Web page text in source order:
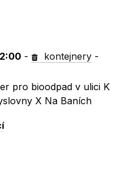
- kontejnery -
pro bioodpad v ulici K
X Na Baních